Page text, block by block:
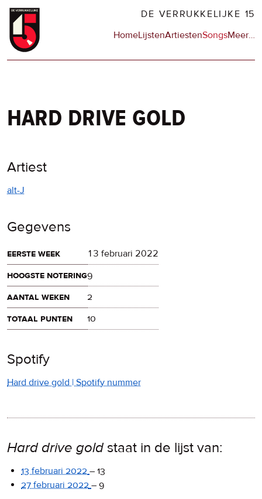
Overslaan
naar
DE VERRUKKELIJKE 15
Hoofdnavigatie
HomeLijstenArtiestenSongsMeerop
…
hard drive gold
Artiest
alt-J
Gegevens
eerste week
13 februari 2022
hoogste notering9
aantal weken
2
totaal punten
10
Spotify
Hard drive gold | Spotify nummer
Hard drive goldstaat in de lijst van:
13 februari 2022 – 13
27 februari 2022 – 9